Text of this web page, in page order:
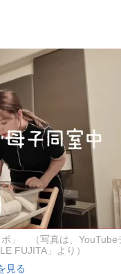
」 （写真は、YouTube
FUJITA」より）
見る